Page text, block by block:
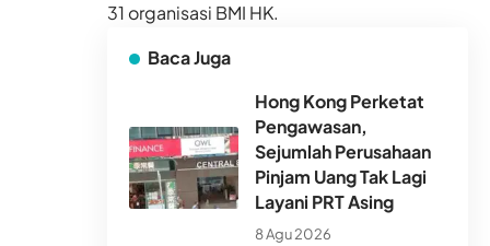
31 organisasi BMI HK.
Baca Juga
Hong Kong Perketat
Pengawasan,
Sejumlah Perusahaan
Pinjam Uang Tak Lagi
Layani PRT Asing
8 Agu 2026